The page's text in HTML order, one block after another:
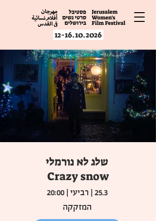
12-16.10.2026
שלג לא נורמלי
Crazy snow
25.3 | רביעי | 20:00
המזקקה